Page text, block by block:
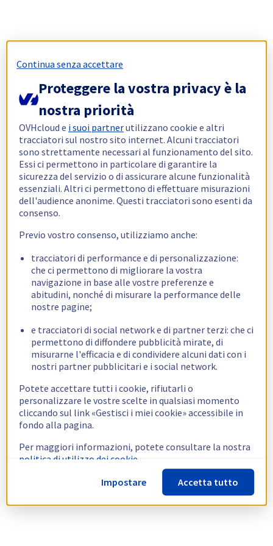
Continua senza accettare
Proteggere la vostra privacy è la
nostra priorità
OVHcloud e i suoi partnerutilizzano cookie e altri
tracciatori sul nostro sito internet. Alcuni tracciatori
sono strettamente necessari al funzionamento del sito.
Essi ci permettono in particolare di garantire la
sicurezza del servizio o di assicurare alcune funzionalità
essenziali. Altri ci permettono di effettuare misurazioni
dell'audience anonime. Questi tracciatori sono esenti da
consenso.
Previo vostro consenso, utilizziamo anche:
tracciatori di performance e di personalizzazione:
che ci permettono di migliorare la vostra
navigazione in base alle vostre preferenze e
abitudini, nonché di misurare la performance delle
nostre pagine;
e tracciatori di social network e di partner terzi: che ci
permettono di diffondere pubblicità mirate, di
misurarne l'efficacia e di condividere alcuni dati con i
nostri partner pubblicitari e i social network.
Potete accettare tutti i cookie, rifiutarli o
personalizzare le vostre scelte in qualsiasi momento
cliccando sul link «Gestisci i miei cookie» accessibile in
fondo alla pagina.
Per maggiori informazioni, potete consultare la nostra
politica di utilizzo dei cookie.
Impostare
Accetta tutto